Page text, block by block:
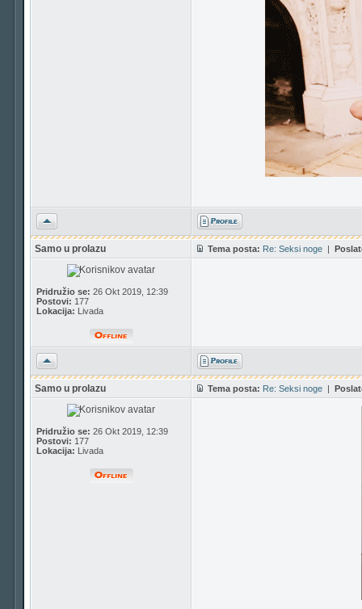
Vrh
Samo u prolazu Tema posta: Re: Seksi noge |
Pridružio se: 26 Okt 2019, 12:39
Postovi: 177
Lokacija: Livada
Vrh
Samo u prolazu Tema posta: Re: Seksi noge |
Pridružio se: 26 Okt 2019, 12:39
Postovi: 177
Lokacija: Livada